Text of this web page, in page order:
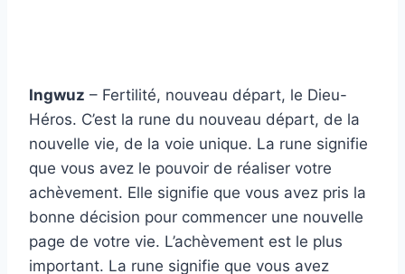
Ingwuz – Fertilité, nouveau départ, le Dieu-
Héros. C’est la rune du nouveau départ, de la
nouvelle vie, de la voie unique. La rune signifie
que vous avez le pouvoir de réaliser votre
achèvement. Elle signifie que vous avez pris la
bonne décision pour commencer une nouvelle
page de votre vie. L’achèvement est le plus
important. La rune signifie que vous avez